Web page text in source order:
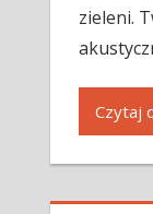
zieleni.
Czytaj